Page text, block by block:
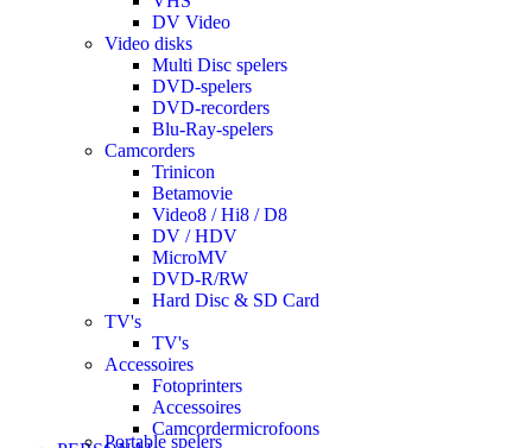
DV Video
Video disks
Multi Disc spelers
DVD-spelers
DVD-recorders
Blu-Ray-spelers
Camcorders
Trinicon
Betamovie
Video8 / Hi8 / D8
DV / HDV
MicroMV
DVD-R/RW
Hard Disc & SD Card
TV's
TV's
Accessoires
Fotoprinters
Accessoires
Camcordermicrofoons
Portable spelers